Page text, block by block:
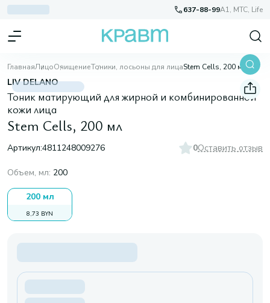
637-88-99A1, МТС, Life
ГлавнаяЛицоОчищениеТоники, лосьоны для лицаStem Cells, 200 мл
LIV DELANO
Тоник матирующий для жирной и комбинированной
кожи лица
Stem Cells, 200 мл
Артикул:4811248009276 0Оставить отзыв
Объем, мл: 200
200 мл
8,73 BYN